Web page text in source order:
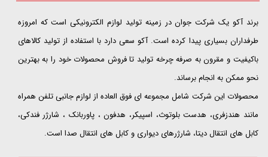
​​​​​​​برند آکو یک شرکت جوان در زمینه تولید لوازم الکترونیکی است که امروزه
طرفداران بسیاری پیدا کرده است. آکو سعی دارد با استفاده از تولید کالاهای
باکیفیت و مقرون به صرفه چرخه تولید تا فروش محصولات خود را به بهترین
نحو ممکن به انجام برساند.
محصولات این شرکت شامل مجموعه ای فوق العاده از لوازم جانبی تلفن همراه
مانند هندزفری، هدست بلوتوث، اسپیکر، هدفون ، پاوربانک ، شارژر فندکی،
کابل های انتقال دیتا، شارژرهای دیواری و کابل های انتقال صدا است.